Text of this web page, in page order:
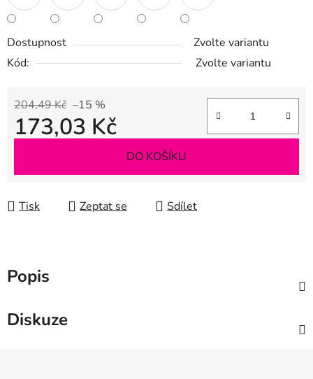
Dostupnost
Zvolte variantu
Kód:
Zvolte variantu
204,49 Kč –15 %
173,03 Kč
DO KOŠÍKU
Tisk Zeptat se Sdílet
Popis
Diskuze